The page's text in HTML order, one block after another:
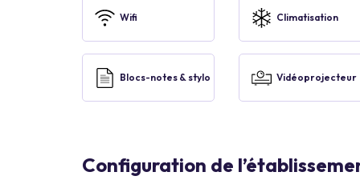
Wifi Climatisation
Blocs-notes & stylo Vidéoprojecteur
Configuration de